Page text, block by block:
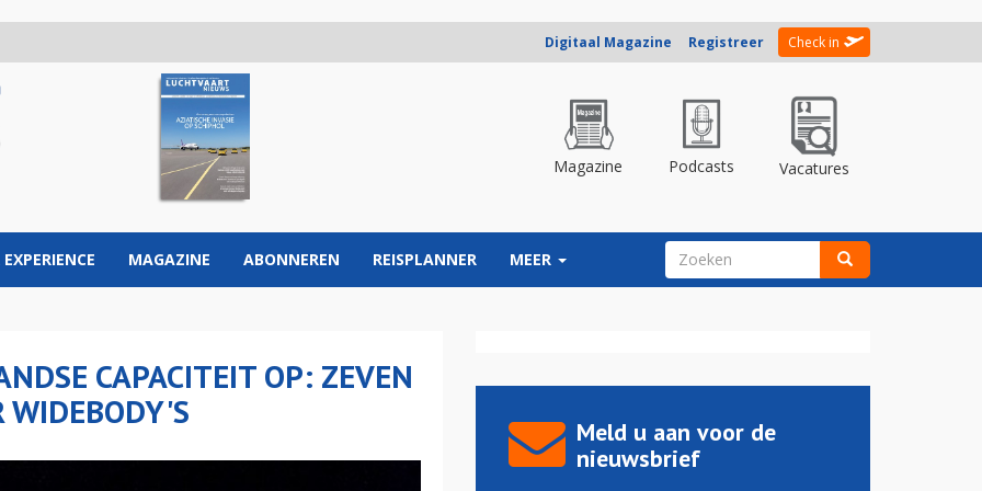
Digitaal Magazine Registreer Check in
Magazine Podcasts Vacatures
EXPERIENCE MAGAZINE ABONNEREN REISPLANNER MEER ZOEKVELD
CAPACITEIT OP: ZEVEN
WIDEBODY'S
Meld u aan voor de
nieuwsbrief